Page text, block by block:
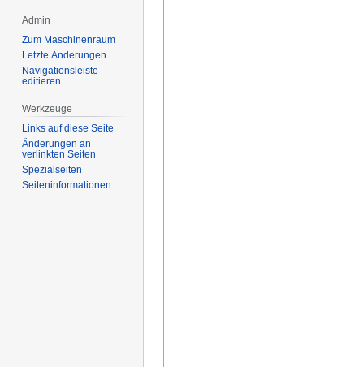
Admin
Zum Maschinenraum
Letzte Änderungen
Navigationsleiste
editieren
Werkzeuge
Links auf diese Seite
Änderungen an
verlinkten Seiten
Spezialseiten
Seiten­­informationen